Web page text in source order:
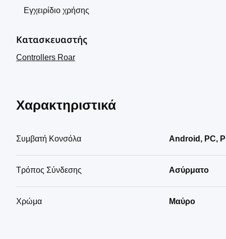
Εγχειρίδιο χρήσης
Κατασκευαστής
Controllers Roar
Χαρακτηριστικά
Συμβατή Κονσόλα Android, PC,
Τρόπος Σύνδεσης Ασύρματο
Χρώμα Μαύρο